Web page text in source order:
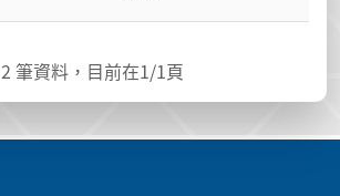
2 筆資料，目前在1/1頁